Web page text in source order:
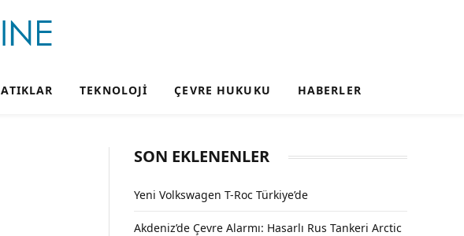
ATIKLAR TEKNOLOJI ÇEVRE HUKUKU HABERLER
SON EKLENENLER
Yeni Volkswagen T-Roc Türkiye’de
Akdeniz’de Çevre Alarmı: Hasarlı Rus Tankeri Arctic